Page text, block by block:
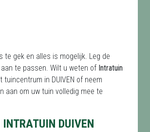
gek en alles is mogelijk. Leg de
te passen. Wilt u weten of Intratuin
in DUIVEN of neem
aan om uw tuin volledig mee te
DUIVEN